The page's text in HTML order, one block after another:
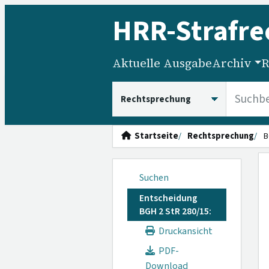
HRR-
Aktuelle AusgabeArchiv
Startseite Rechtsprechung
Suchen
Entscheidung
BGH 2 StR 280/15:
Druckansicht
PDF-
Download